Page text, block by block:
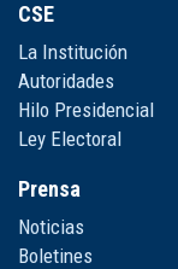
CSE
La Institución
Autoridades
Hilo Presidencial
Ley Electoral
Prensa
Noticias
Boletines